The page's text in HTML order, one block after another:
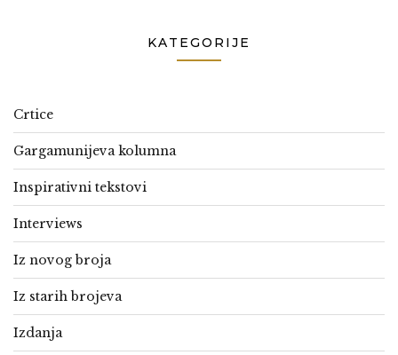
KATEGORIJE
Crtice
Gargamunijeva kolumna
Inspirativni tekstovi
Interviews
Iz novog broja
Iz starih brojeva
Izdanja